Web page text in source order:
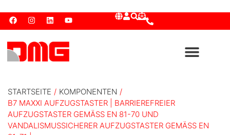
STARTSEITE / KOMPONENTEN /
B7 MAXXI AUFZUGSTASTER | BARRIEREFREIER
AUFZUGSTASTER GEMÄSS EN 81-70 UND V
ANDALISMUSSICHERER AUFZUGSTASTER GEMÄSS EN 81